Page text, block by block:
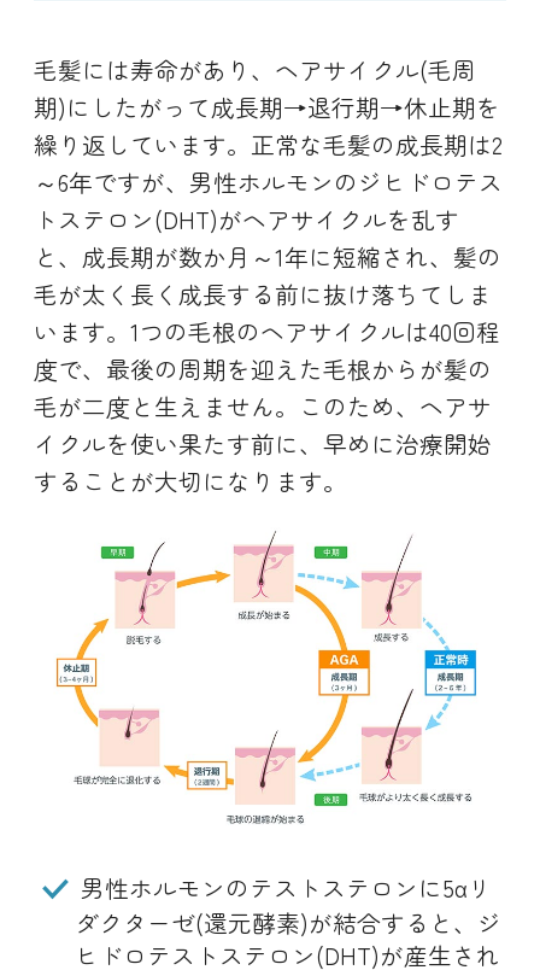
毛髪には寿命があり、ヘアサイクル(毛周
期)にしたがって成長期→退行期→休止期を
繰り返しています。正常な毛髪の成長期は2
～6年ですが、男性ホルモンのジヒドロテス
トステロン(DHT)がヘアサイクルを乱す
と、成長期が数か月～1年に短縮され、髪の
毛が太く長く成長する前に抜け落ちてしま
います。1つの毛根のヘアサイクルは40回程
度で、最後の周期を迎えた毛根からが髪の
毛が二度と生えません。このため、ヘアサ
イクルを使い果たす前に、早めに治療開始
することが大切になります。
男性ホルモンのテストステロンに5αリ
ダクターゼ(還元酵素)が結合すると、ジ
ヒドロテストステロン(DHT)が産生され